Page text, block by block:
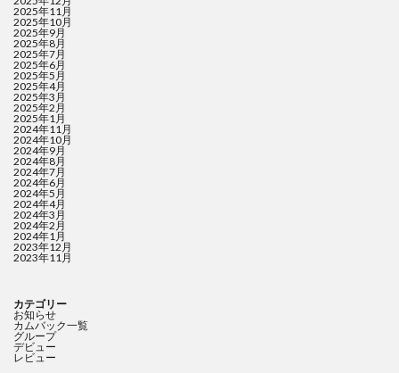
2025年11月
2025年10月
2025年9月
2025年8月
2025年7月
2025年6月
2025年5月
2025年4月
2025年3月
2025年2月
2025年1月
2024年11月
2024年10月
2024年9月
2024年8月
2024年7月
2024年6月
2024年5月
2024年4月
2024年3月
2024年2月
2024年1月
2023年12月
2023年11月
カテゴリー
お知らせ
カムバック一覧
グループ
デビュー
レビュー